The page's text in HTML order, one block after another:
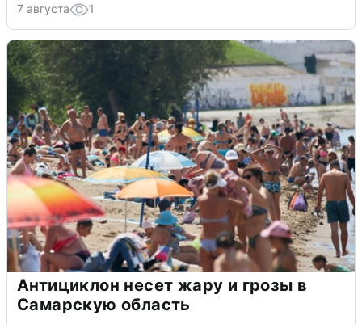
7 августа 1
Антициклон несет жару и грозы в
Самарскую область